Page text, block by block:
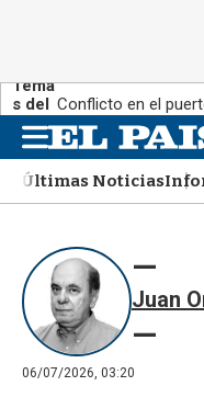
Tema
s del
día:
Conflicto en el
n
uÚltimas Noticias
Juan
06/07/2026, 03:20